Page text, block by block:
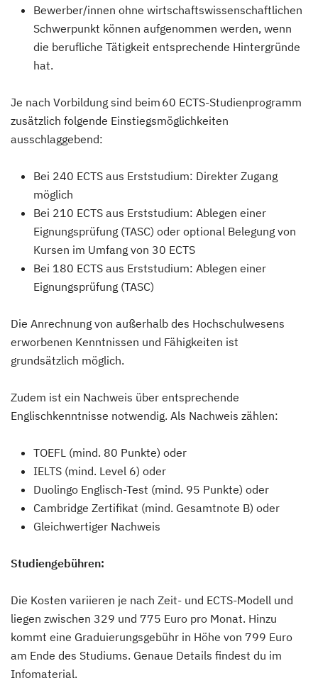
Bewerber/innen ohne wirtschaftswissenschaftlichen
Schwerpunkt können aufgenommen werden, wenn
die berufliche Tätigkeit entsprechende Hintergründe
hat.
Je nach Vorbildung sind beim 60 ECTS-Studienprogramm
zusätzlich folgende Einstiegsmöglichkeiten
ausschlaggebend:
Bei 240 ECTS aus Erststudium: Direkter Zugang
möglich
Bei 210 ECTS aus Erststudium: Ablegen einer
Eignungsprüfung (TASC) oder optional Belegung von
Kursen im Umfang von 30 ECTS
Bei 180 ECTS aus Erststudium: Ablegen einer
Eignungsprüfung (TASC)
Die Anrechnung von außerhalb des Hochschulwesens
erworbenen Kenntnissen und Fähigkeiten ist
grundsätzlich möglich.
Zudem ist ein Nachweis über entsprechende
Englischkenntnisse notwendig. Als Nachweis zählen:
TOEFL (mind. 80 Punkte) oder
IELTS (mind. Level 6) oder
Duolingo Englisch-Test (mind. 95 Punkte) oder
Cambridge Zertifikat (mind. Gesamtnote B) oder
Gleichwertiger Nachweis
Studiengebühren:
Die Kosten variieren je nach Zeit- und ECTS-Modell und
liegen zwischen 329 und 775 Euro pro Monat. Hinzu
kommt eine Graduierungsgebühr in Höhe von 799 Euro
am Ende des Studiums. Genaue Details findest du im
Infomaterial.